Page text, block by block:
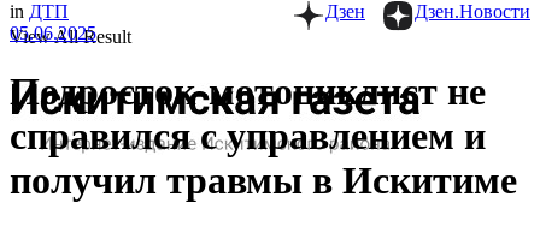
View All Result
Дзен.Новости
Дзен
in ДТП
05.06.2025
Подросток-мотоциклист не
справился с управлением и
получил травмы в Искитиме